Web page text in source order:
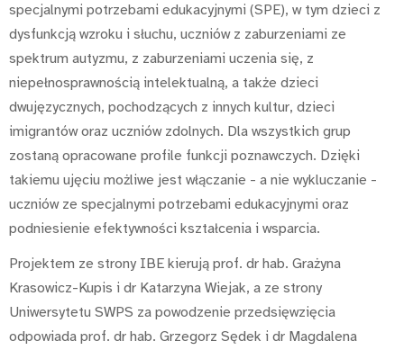
specjalnymi potrzebami edukacyjnymi (SPE), w tym dzieci z
dysfunkcją wzroku i słuchu, uczniów z zaburzeniami ze
spektrum autyzmu, z zaburzeniami uczenia się, z
niepełnosprawnością intelektualną, a także dzieci
dwujęzycznych, pochodzących z innych kultur, dzieci
imigrantów oraz uczniów zdolnych. Dla wszystkich grup
zostaną opracowane profile funkcji poznawczych. Dzięki
takiemu ujęciu możliwe jest włączanie - a nie wykluczanie -
uczniów ze specjalnymi potrzebami edukacyjnymi oraz
podniesienie efektywności kształcenia i wsparcia.
Projektem ze strony IBE kierują prof. dr hab. Grażyna
Krasowicz-Kupis i dr Katarzyna Wiejak, a ze strony
Uniwersytetu SWPS za powodzenie przedsięwzięcia
odpowiada prof. dr hab. Grzegorz Sędek i dr Magdalena